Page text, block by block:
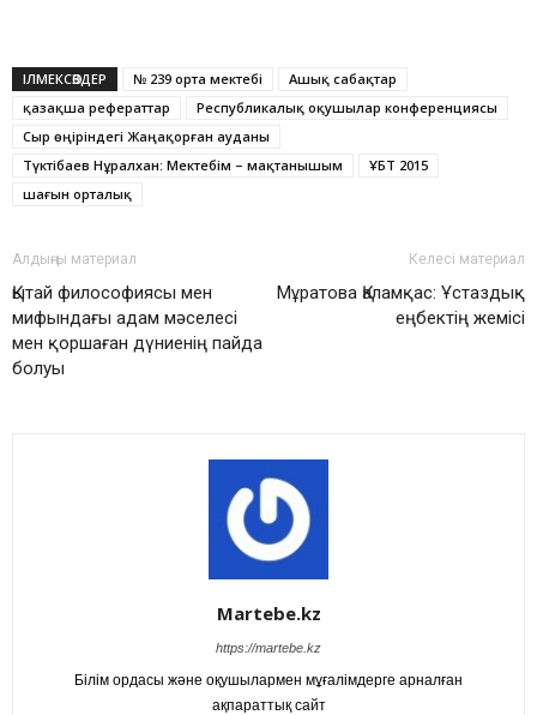
ІЛМЕКСӨЗДЕР № 239 орта мектебі
Ашық сабақтар
қазақша рефераттар
Республикалық оқушылар конференциясы
Сыр өңіріндегі Жаңақорған ауданы
Түктібаев Нұралхан: Мектебім – мақтанышым
ҰБТ 2015
шағын орталық
Алдыңғы материал
Қытай философиясы мен
мифындағы адам мәселесі
мен қоршаған дүниенің пайда
болуы
Келесі материал
Мұратова Қаламқас: Ұстаздық
еңбектің жемісі
Martebe.kz
https://martebe.kz
Білім ордасы және оқушылармен мұғалімдерге арналған
ақпараттық сайт